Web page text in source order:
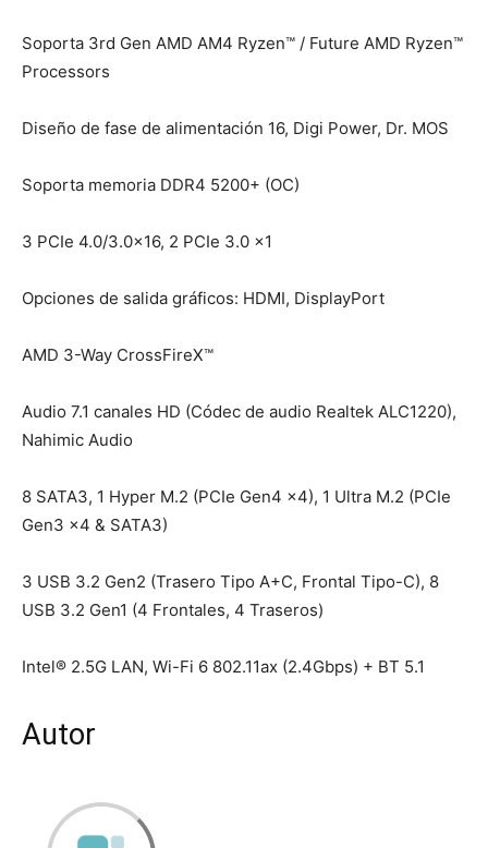
Soporta 3rd Gen AMD AM4 Ryzen™ / Future AMD Ryzen™
Processors
Diseño de fase de alimentación 16, Digi Power, Dr. MOS
Soporta memoria DDR4 5200+ (OC)
3 PCIe 4.0/3.0×16, 2 PCIe 3.0 x1
Opciones de salida gráficos: HDMI, DisplayPort
AMD 3-Way CrossFireX™
Audio 7.1 canales HD (Códec de audio Realtek ALC1220),
Nahimic Audio
8 SATA3, 1 Hyper M.2 (PCIe Gen4 x4), 1 Ultra M.2 (PCIe
Gen3 x4 & SATA3)
3 USB 3.2 Gen2 (Trasero Tipo A+C, Frontal Tipo-C), 8
USB 3.2 Gen1 (4 Frontales, 4 Traseros)
Intel® 2.5G LAN, Wi-Fi 6 802.11ax (2.4Gbps) + BT 5.1
Autor